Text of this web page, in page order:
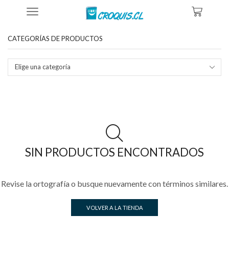
Tienda Productos Etiquetados “diseño Polera Chris Cornell”
CATEGORÍAS DE PRODUCTOS
Elige una categoría
SIN PRODUCTOS ENCONTRADOS
Revise la ortografía o busque nuevamente con términos similares.
VOLVER A LA TIENDA